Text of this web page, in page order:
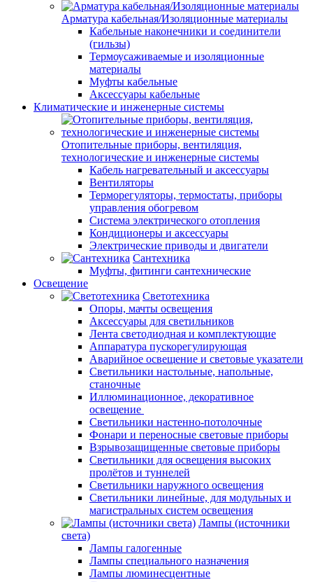
Арматура кабельная/Изоляционные материалы
Кабельные наконечники и соединители
(гильзы)
Термоусаживаемые и изоляционные
материалы
Муфты кабельные
Аксессуары кабельные
Климатические и инженерные системы
Отопительные приборы, вентиляция,
технологические и инженерные системы
Кабель нагревательный и аксессуары
Вентиляторы
Терморегуляторы, термостаты, приборы
управления обогревом
Система электрического отопления
Кондиционеры и аксессуары
Электрические приводы и двигатели
Сантехника
Муфты, фитинги сантехнические
Освещение
Светотехника
Опоры, мачты освещения
Аксессуары для светильников
Лента светодиодная и комплектующие
Аппаратура пускорегулирующая
Аварийное освещение и световые указатели
Светильники настольные, напольные,
станочные
Иллюминационное, декоративное
освещение
Светильники настенно-потолочные
Фонари и переносные световые приборы
Взрывозащищенные световые приборы
Светильники для освещения высоких
пролётов и туннелей
Светильники наружного освещения
Светильники линейные, для модульных и
магистральных систем освещения
Лампы (источники
света)
Лампы галогенные
Лампы специального назначения
Лампы люминесцентные